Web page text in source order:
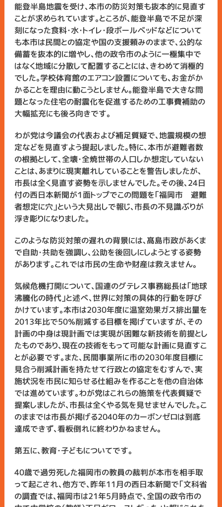
能登半島地震を受け、本市の防災対策も抜本的に見直す
ことが求められています。ところが、能登半島で不足が深
刻になった食料・水・トイレ・段ボールベッドなどについて
も本市は民間との協定や国の支援頼みのままで、公的な
備蓄を抜本的に増やし、他の政令市のように一極集中で
はなく地域に分散して配置することには、きわめて消極的
でした。学校体育館のエアコン設置についても、お金がか
かることを理由に動こうとしません。能登半島で大きな問
題となった住宅の耐震化を促進するための工事費補助の
大幅拡充にも後ろ向きです。
わが党は今議会の代表および補足質疑で、地震規模の想
定などを見直すよう提起しました。特に、本市が避難者数
の根拠として、全壊・全焼世帯の人口しか想定していない
ことは、あまりに現実離れしていることを警告しましたが、
市長は全く見直す姿勢を示しませんでした。その後、24日
付の西日本新聞が１面トップでこの問題を「福岡市 避難
者想定に穴」という大見出しで報じ、市長の不見識ぶりが
浮き彫りになりました。
このような防災対策の遅れの背景には、髙島市政があくま
で自助・共助を強調し、公助を後回しにしようとする姿勢
があります。これでは市民の生命や財産は救えません。
気候危機打開について、国連のグテレス事務総長は「地球
沸騰化の時代」と述べ、世界に対策の具体的行動を呼び
かけています。本市は2030年度に温室効果ガス排出量を
2013年比で50％削減する目標を掲げていますが、その
計画の中身は現計画では実現が困難な新技術を前提とし
たものであり、現在の技術をもって可能な計画に見直すこ
とが必要です。また、民間事業所に市の2030年度目標に
見合う削減計画を持たせて行政との協定をむすんで、実
施状況を市民に知らせる仕組みを作ることを他の自治体
では進めています。わが党はこれらの施策を代表質疑で
提案しましたが、市長は全くやる気を見せませんでした。こ
のままでは市長が掲げる2040年のカーボンゼロは到底
達成できず、看板倒れに終わりかねません。
第五に、教育・子どもについてです。
40歳で過労死した福岡市の教員の裁判が本市を相手取
って起こされ、他方で、昨年11月の西日本新聞で「文科省
の調査では、福岡市は21年5月時点で、全国の政令市の